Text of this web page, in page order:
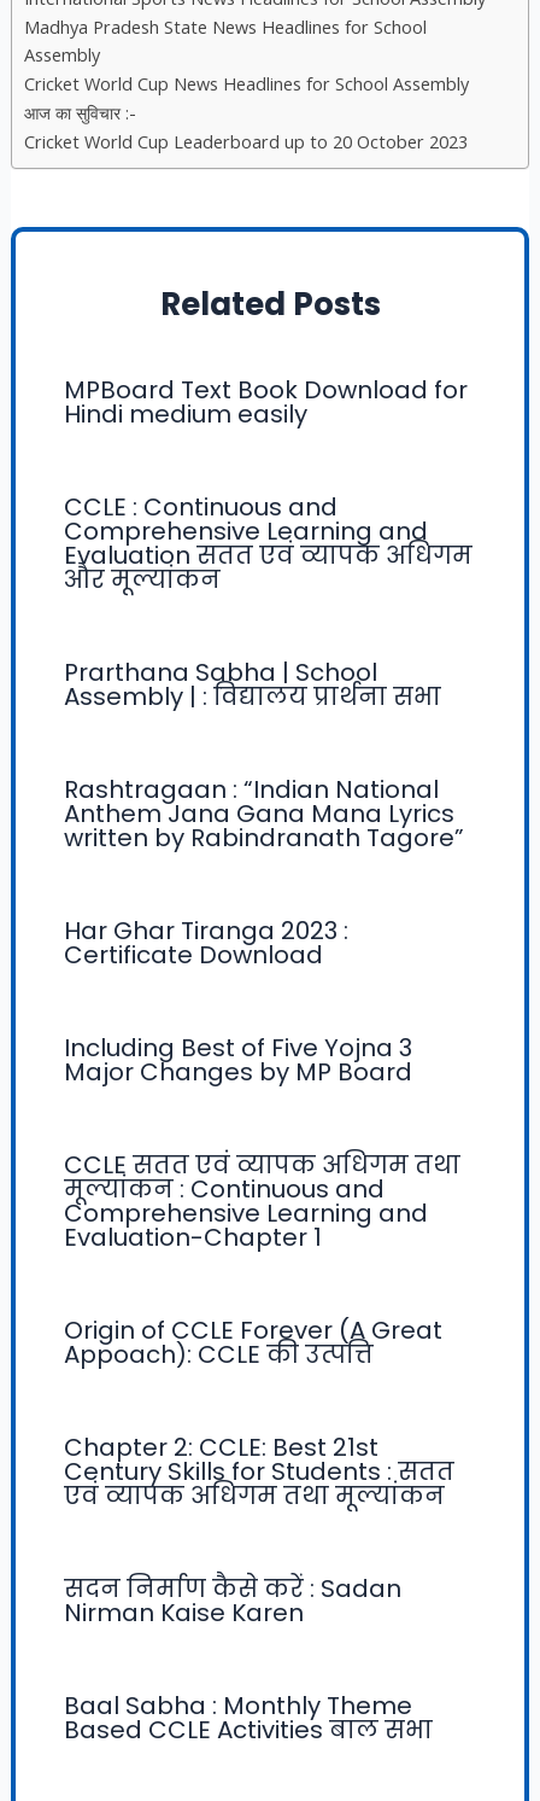
Madhya Pradesh State News Headlines for School
Assembly
Cricket World Cup News Headlines for School Assembly
आज का सुविचार :-
Cricket World Cup Leaderboard up to 20 October 2023
Related Posts
MPBoard Text Book Download for
Hindi medium easily
CCLE : Continuous and
Comprehensive Learning and
Evaluation सतत एवं व्यापक अधिगम
और मूल्यांकन
Prarthana Sabha | School
Assembly | : विद्यालय प्रार्थना सभा
Rashtragaan : “Indian National
Anthem Jana Gana Mana Lyrics
written by Rabindranath Tagore”
Har Ghar Tiranga 2023 :
Certificate Download
Including Best of Five Yojna 3
Major Changes by MP Board
CCLE सतत एवं व्यापक अधिगम तथा
मूल्यांकन : Continuous and
Comprehensive Learning and
Evaluation-Chapter 1
Origin of CCLE Forever (A Great
Appoach): CCLE की उत्पत्ति
Chapter 2: CCLE: Best 21st
Century Skills for Students : सतत
एवं व्यापक अधिगम तथा मूल्यांकन
सदन निर्माण कैसे करें : Sadan
Nirman Kaise Karen
Baal Sabha : Monthly Theme
Based CCLE Activities बाल सभा